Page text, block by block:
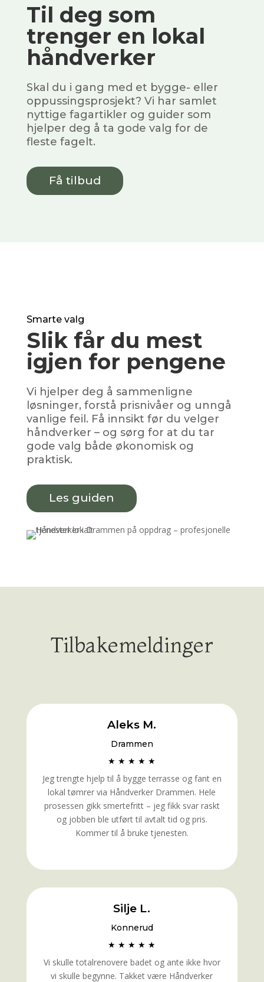
Til deg som
trenger en lokal
håndverker
Skal du i gang med et bygge- eller
oppussingsprosjekt? Vi har samlet
nyttige fagartikler og guider som
hjelper deg å ta gode valg for de
fleste fagelt.
Få tilbud
Smarte valg
Slik får du mest
igjen for pengene
Vi hjelper deg å sammenligne
løsninger, forstå prisnivåer og unngå
vanlige feil. Få innsikt før du velger
håndverker – og sørg for at du tar
gode valg både økonomisk og
praktisk.
Les guiden
Tilbakemeldinger
Aleks M.
Drammen
★ ★ ★ ★ ★
Jeg trengte hjelp til å bygge terrasse og fant en
lokal tømrer via Håndverker Drammen. Hele
prosessen gikk smertefritt – jeg fikk svar raskt
og jobben ble utført til avtalt tid og pris.
Kommer til å bruke tjenesten.
Silje L.
Konnerud
★ ★ ★ ★ ★
Vi skulle totalrenovere badet og ante ikke hvor
vi skulle begynne. Takket være Håndverker